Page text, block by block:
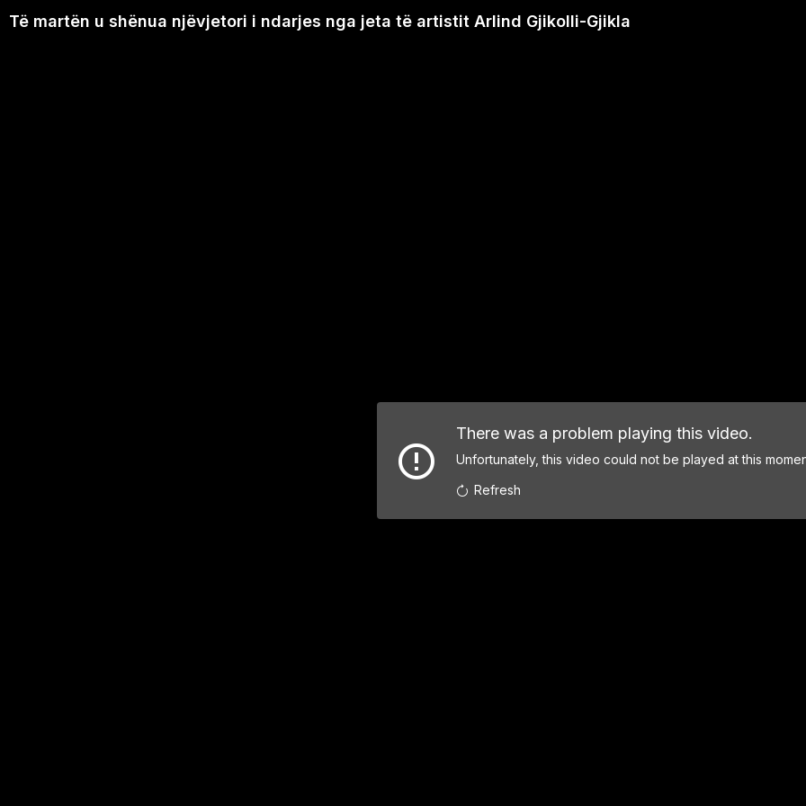
Të martën u shënua njëvjetori i ndarjes nga jeta të artistit Arlind Gjikolli-Gjikla
There was a problem playing this video.
Unfortunately, this video could not be played at this
Refresh